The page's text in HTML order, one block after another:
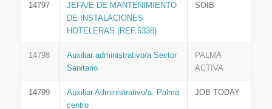
14797
JEFA/E DE MANTENIMIENTO
DE INSTALACIONES
HOTELERAS (REF.5338)
SOIB
14798
Auxiliar administrativo/a Sector
Sanitario
PALMA
ACTIVA
14799
Auxiliar Administrativo/a. Palma
centro
JOB TODAY